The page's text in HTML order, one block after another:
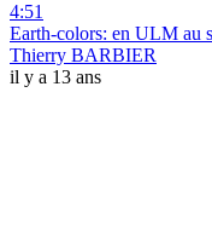
4:51
Earth-colors: en ULM au
Thierry BARBIER
il y a 13 ans